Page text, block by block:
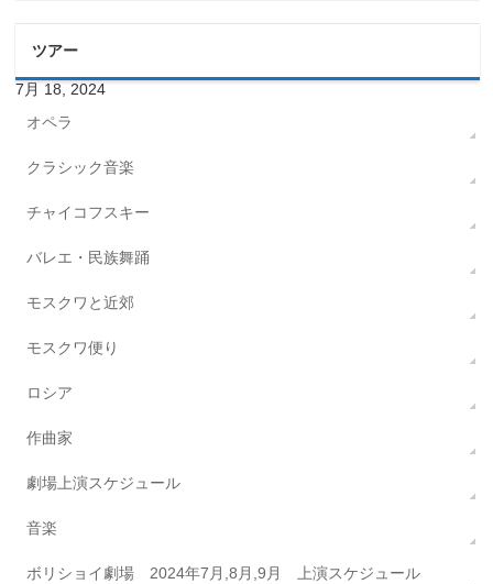
ツアー
7月 18, 2024
オペラ
クラシック音楽
チャイコフスキー
バレエ・民族舞踊
モスクワと近郊
モスクワ便り
ロシア
作曲家
劇場上演スケジュール
音楽
ボリショイ劇場 2024年7月,8月,9月 上演スケジュール